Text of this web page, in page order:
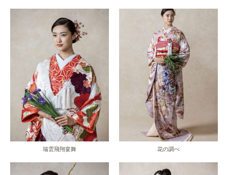
瑞雲飛翔宴舞 花の調べ